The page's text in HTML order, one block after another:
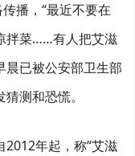
播，“最近不要在
拌菜……有人把艾滋
晨已被公安部卫生部
测和恐慌。
年起，称“艾滋